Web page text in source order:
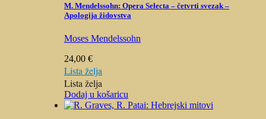
M. Mendelssohn: Opera Selecta – četvrti svezak –
Apologija židovstva
Moses Mendelssohn
24,00 €
Lista želja
Lista želja
Dodaj u košaricu